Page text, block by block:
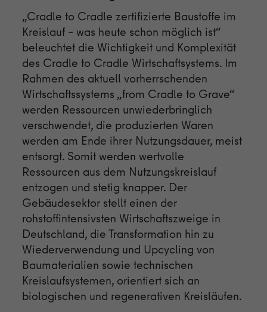
„Cradle to Cradle zertifizierte Baustoffe im
Kreislauf – was heute schon möglich ist“
beleuchtet die Wichtigkeit und Komplexität
des Cradle to Cradle Wirtschaftsystems. Im
Rahmen des aktuell vorherrschenden
Wirtschaftssystems „from Cradle to Grave“
werden Ressourcen unwiederbringlich
verschwendet, die produzierten Waren
werden am Ende ihrer Nutzungsdauer, meist
entsorgt. Somit werden wertvolle
Ressourcen aus dem Nutzungskreislauf
entzogen und stetig knapper. Der
Gebäudesektor stellt einen der
rohstoffintensivsten Wirtschaftszweige in
Deutschland, die Transformation hin zu
Wiederverwendung und Upcycling von
Baumaterialien sowie technischen
Kreislaufsystemen, orientiert sich an
biologischen und regenerativen Kreisläufen.
Name _gid
Anbieter Google
Laufzeit 1 Tag
Zweck
Cookie von Google zur Steuerung der
erweiterten Script- und Ereignisbehandlung.